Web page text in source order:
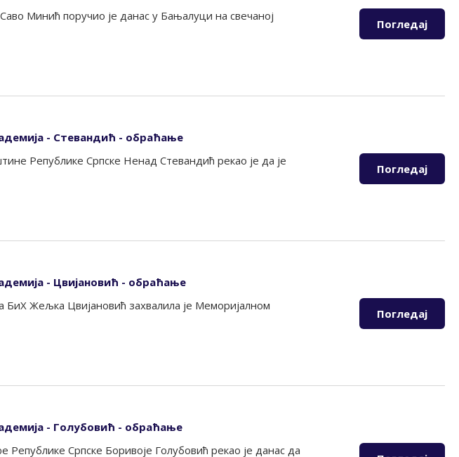
Минић поручио је данас у Бањалуци на свечаној
Погледај
- Стевандић - обраћање
Републике Српске Ненад Стевандић рекао је да је
Погледај
- Цвијановић - обраћање
Жељка Цвијановић захвалила је Меморијалном
Погледај
- Голубовић - обраћање
Српске Боривоје Голубовић рекао је данас да